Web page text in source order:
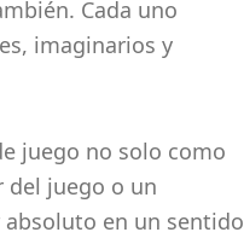
Cada uno
imaginarios y
juego no solo como
del juego o un
en un sentido